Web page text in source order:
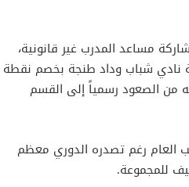
ماي 2025، فقد تم اعتبار مشاركة مساعد المدرب غير قانونية،
نادي شباب وداد طنجة بخصم نقطة
من الصعود رسمياً إلى القسم
العام رغم تصدره الدوري معظم
للمجموعة.